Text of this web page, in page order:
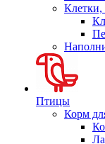
Клетки,
Птицы
Корм